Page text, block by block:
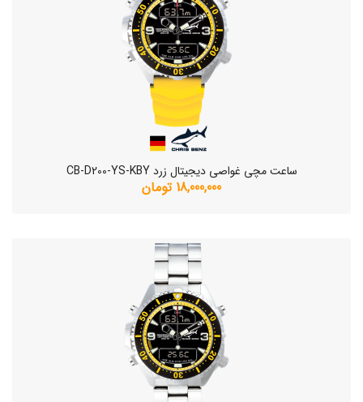
ساعت مچی غواصی دیجیتال زرد CB-D200-YS-KBY
18,000,000 تومان